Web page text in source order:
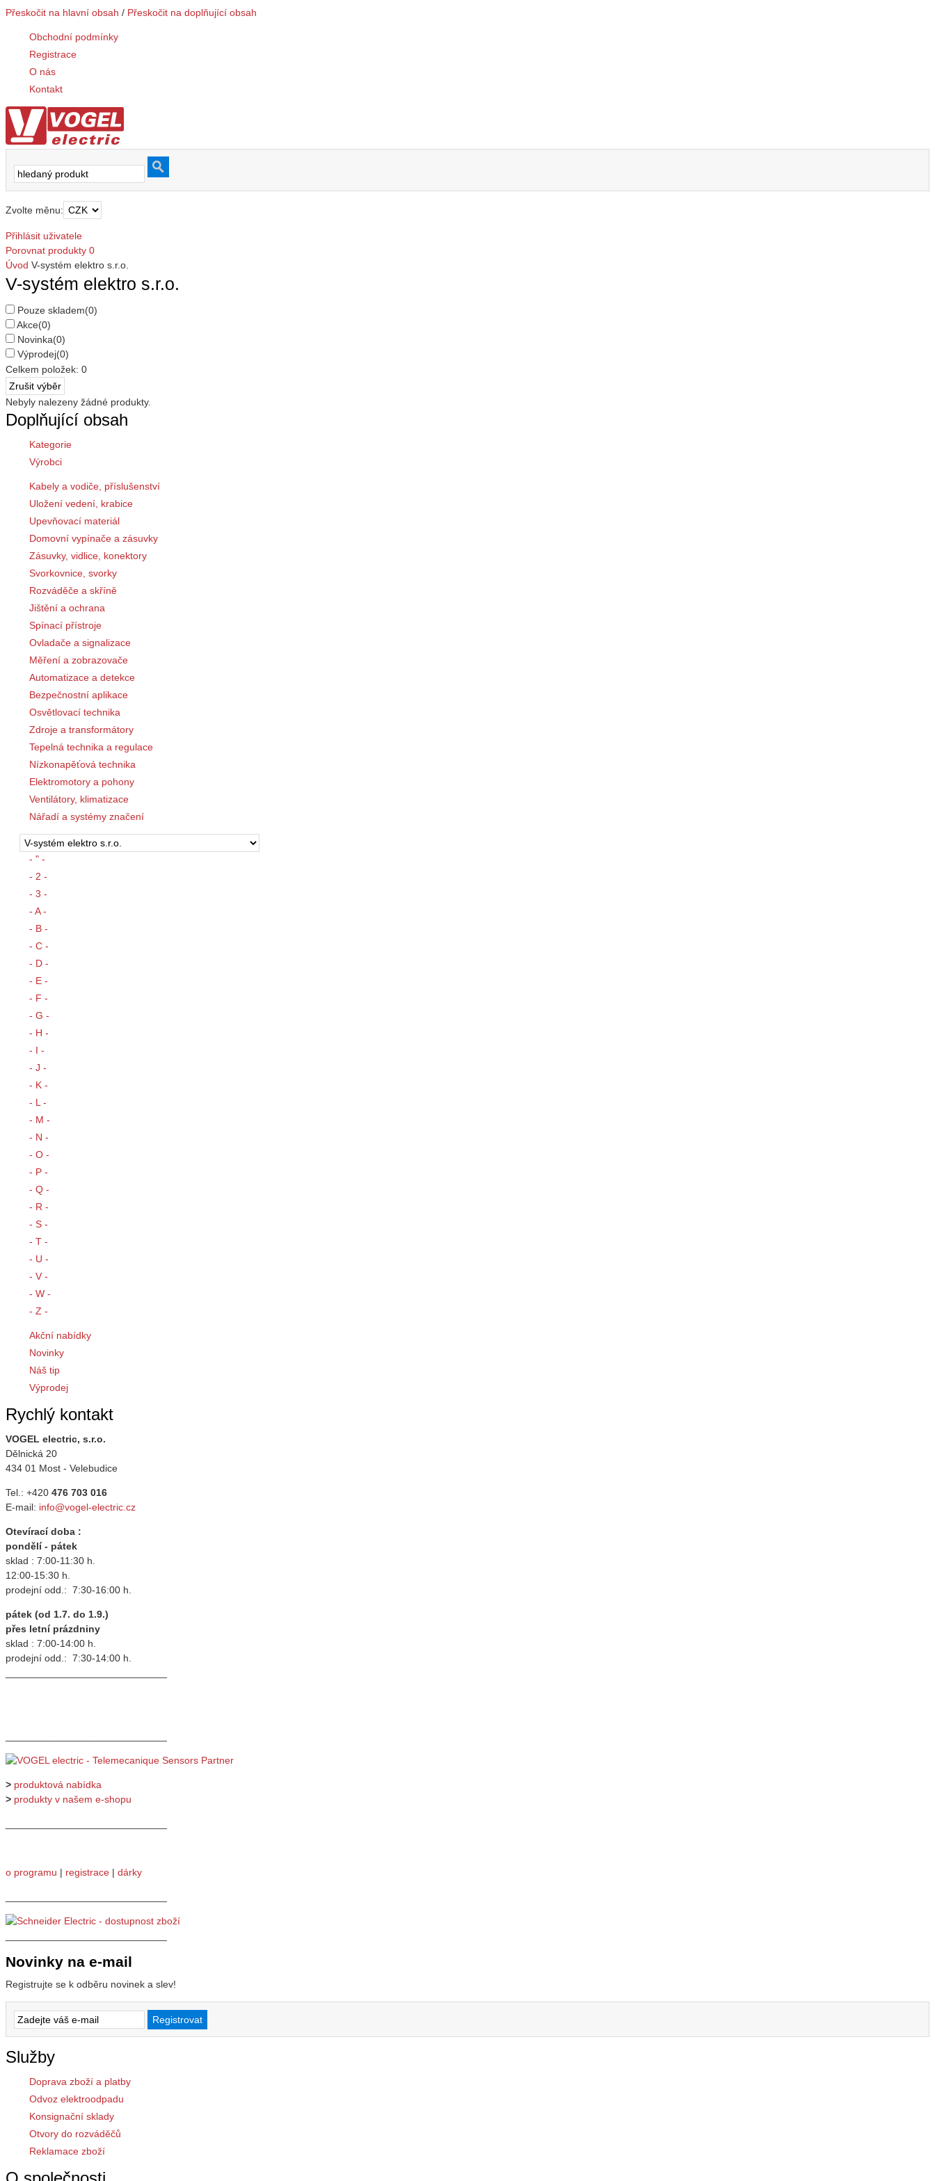
Přeskočit na hlavní obsah / Přeskočit na doplňující obsah
Obchodní podmínky
Registrace
O nás
Kontakt
Zvolte měnu:
Přihlásit uživatele
Porovnat produkty 0
Úvod V-systém elektro s.r.o.
V-systém elektro s.r.o.
Pouze skladem(0)
Akce(0)
Novinka(0)
Výprodej(0)
Celkem položek: 0
Nebyly nalezeny žádné produkty.
Doplňující obsah
Kategorie
Výrobci
Kabely a vodiče, příslušenství
Uložení vedení, krabice
Upevňovací materiál
Domovní vypínače a zásuvky
Zásuvky, vidlice, konektory
Svorkovnice, svorky
Rozváděče a skříně
Jištění a ochrana
Spínací přístroje
Ovladače a signalizace
Měření a zobrazovače
Automatizace a detekce
Bezpečnostní aplikace
Osvětlovací technika
Zdroje a transformátory
Tepelná technika a regulace
Nízkonapěťová technika
Elektromotory a pohony
Ventilátory, klimatizace
Nářadí a systémy značení
- " -
- 2 -
- 3 -
- A -
- B -
- C -
- D -
- E -
- F -
- G -
- H -
- I -
- J -
- K -
- L -
- M -
- N -
- O -
- P -
- Q -
- R -
- S -
- T -
- U -
- V -
- W -
- Z -
Akční nabídky
Novinky
Náš tip
Výprodej
Rychlý kontakt
VOGEL electric, s.r.o.
Dělnická 20
434 01 Most - Velebudice
Tel.: +420 476 703 016
E-mail: info@vogel-electric.cz
Otevírací doba :
pondělí - pátek
sklad : 7:00-11:30 h.
12:00-15:30 h.
prodejní odd.: 7:30-16:00 h.
pátek (od 1.7. do 1.9.)
přes letní prázdniny
sklad : 7:00-14:00 h.
prodejní odd.: 7:30-14:00 h.
> produktová nabídka
> produkty v našem e-shopu
o programu | registrace | dárky
Novinky na e-mail
Registrujte se k odběru novinek a slev!
Služby
Doprava zboží a platby
Odvoz elektroodpadu
Konsignační sklady
Otvory do rozváděčů
Reklamace zboží